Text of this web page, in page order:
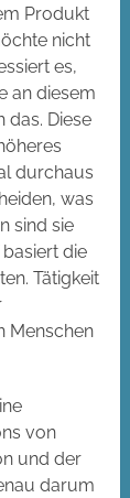
Produkt
nicht
es,
an diesem
das. Diese
durchaus
was
sind sie
die
Tätigkeit
Menschen
von
und der
darum